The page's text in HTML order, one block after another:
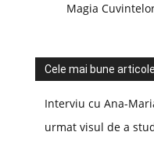
Magia
Cele mai bune articole
Interviu cu Ana-
urmat visul de a